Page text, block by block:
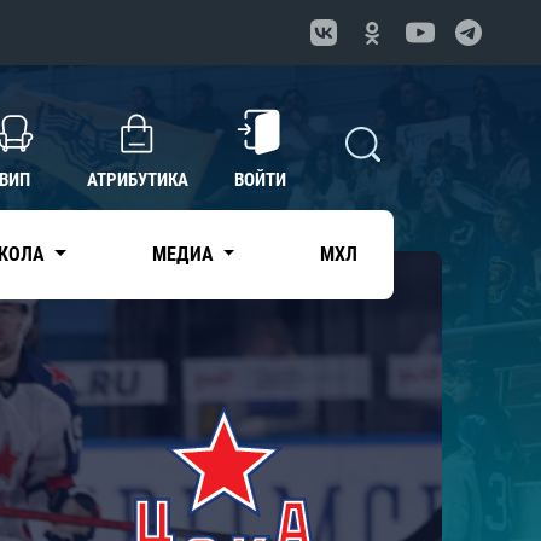
ВИП АТРИБУТИКА ВОЙТИ
МЕДИА МХЛ